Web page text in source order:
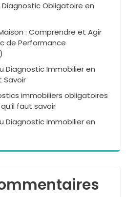
Obligatoire en
: Comprendre et Agir
de Performance
Diagnostic Immobilier en
Savoir
immobiliers obligatoires
faut savoir
Diagnostic Immobilier en